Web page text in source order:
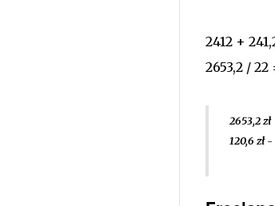
2412 +
2653,2 / 22
2653,2 zł
120,6 zł-